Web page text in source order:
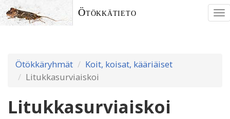
Ötökkätieto
Ötökkäryhmät
Koit, koisat, kääriäiset
Litukkasurviaiskoi
Litukkasurviaiskoi